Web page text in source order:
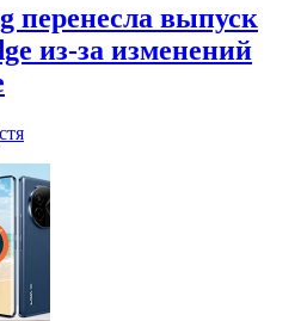
перенесла выпуск
из-за изменений